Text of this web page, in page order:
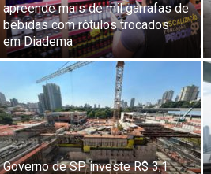
apreende mais de mil garrafas de
bebidas com rótulos trocados
em Diadema
Governo de SP investe R$ 3,1